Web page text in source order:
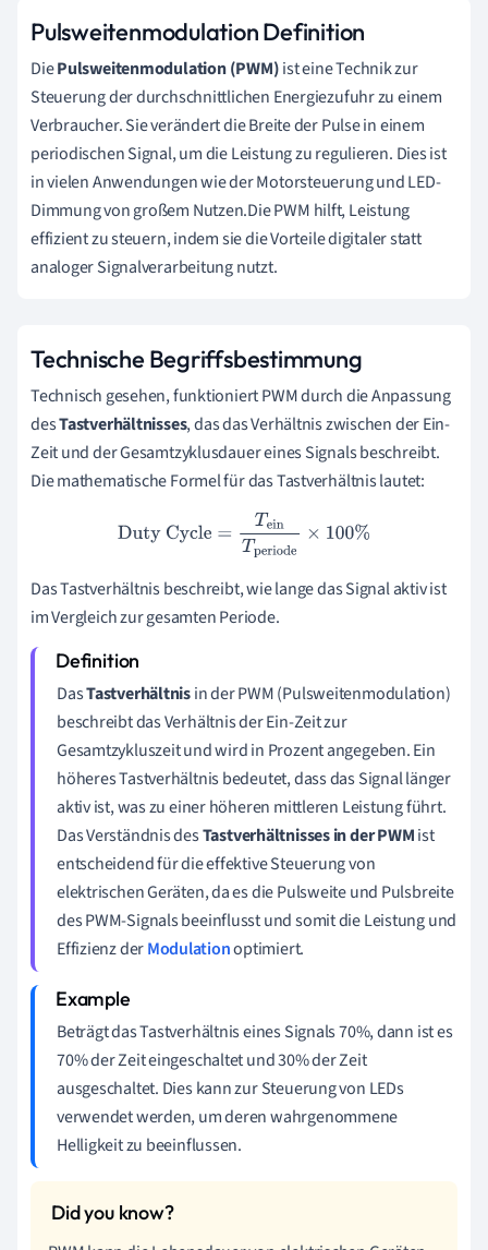
Pulsweitenmodulation Definition
DiePulsweitenmodulation (PWM)ist eine Technik zur
Steuerung der durchschnittlichen Energiezufuhr zu einem
Verbraucher. Sie verändert die Breite der Pulse in einem
periodischen Signal, um die Leistung zu regulieren. Dies ist
in vielen Anwendungen wie der Motorsteuerung und LED-
Dimmung von großem Nutzen.Die PWM hilft, Leistung
effizient zu steuern, indem sie die Vorteile digitaler statt
analoger Signalverarbeitung nutzt.
Technische Begriffsbestimmung
Technisch gesehen, funktioniert PWM durch die Anpassung
desTastverhältnisses, das das Verhältnis zwischen der Ein-
Zeit und der Gesamtzyklusdauer eines Signals beschreibt.
Die mathematische Formel für das Tastverhältnis lautet:
Duty Cycle= TeinTperiode×100%
Das Tastverhältnis beschreibt, wie lange das Signal aktiv ist
im Vergleich zur gesamten Periode.
DasTastverhältnisin der PWM (Pulsweitenmodulation)
beschreibt das Verhältnis der Ein-Zeit zur
Gesamtzykluszeit und wird in Prozent angegeben. Ein
höheres Tastverhältnis bedeutet, dass das Signal länger
aktiv ist, was zu einer höheren mittleren Leistung führt.
Das Verständnis desTastverhältnisses in der PWMist
entscheidend für die effektive Steuerung von
elektrischen Geräten, da es die Pulsweite und Pulsbreite
des PWM-Signals beeinflusst und somit die Leistung und
Effizienz derModulationoptimiert.
Beträgt das Tastverhältnis eines Signals 70%, dann ist es
70% der Zeit eingeschaltet und 30% der Zeit
ausgeschaltet. Dies kann zur Steuerung von LEDs
verwendet werden, um deren wahrgenommene
Helligkeit zu beeinflussen.